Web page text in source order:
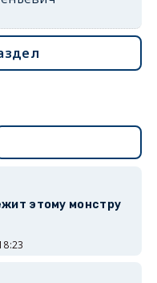
этому монстру